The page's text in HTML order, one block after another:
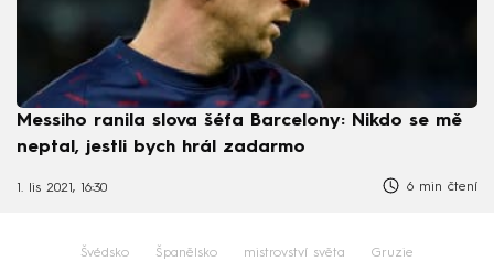
Messiho ranila slova šéfa Barcelony: Nikdo se mě
neptal, jestli bych hrál zadarmo
1. lis 2021, 16:30 6 min čtení
Švédsko Španělsko mistrovství světa Gruzie